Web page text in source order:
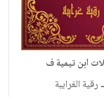
ابن تيمية ف
رقية الغرايبة